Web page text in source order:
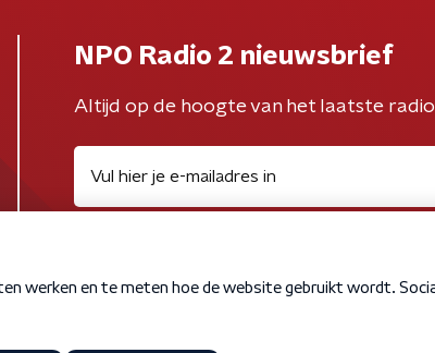
NPO Radio 2 nieuwsbrief
Altijd op de hoogte van het laatste radio